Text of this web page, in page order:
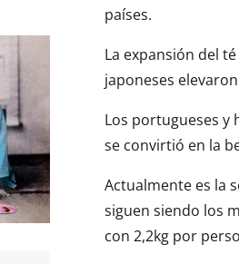
países.
La expansión del
japoneses
Los portugueses y
se convirtió en la
Actualmente es la
siguen siendo los
con 2,2kg por